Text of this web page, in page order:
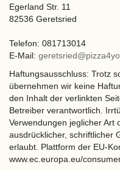
Egerland Str. 11
82536 Geretsried
Telefon: 081713014
E-Mail:
Haftungsausschluss: Trotz
übernehmen wir keine
den Inhalt der verlinkten
Betreiber verantwortlich.
Verwendungen jeglicher Art
ausdrücklicher, schriftlicher
erlaubt. Plattform der EU-
www.ec.europa.eu/